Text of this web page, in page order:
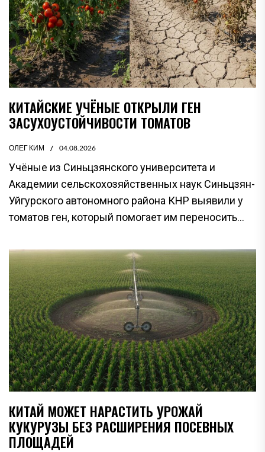
КИТАЙСКИЕ УЧЁНЫЕ ОТКРЫЛИ ГЕН
ЗАСУХОУСТОЙЧИВОСТИ ТОМАТОВ
ОЛЕГ КИМ 04.08.2026
Учёные из Синьцзянского университета и
Академии сельскохозяйственных наук Синьцзян-
Уйгурского автономного района КНР выявили у
томатов ген, который помогает им переносить...
КИТАЙ МОЖЕТ НАРАСТИТЬ УРОЖАЙ
КУКУРУЗЫ БЕЗ РАСШИРЕНИЯ ПОСЕВНЫХ
ПЛОЩАДЕЙ